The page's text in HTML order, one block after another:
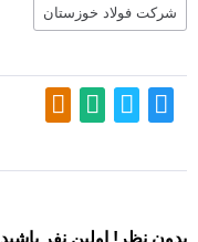
شرکت فولاد خوزستان
بدون نظر! اولین نفر باشید